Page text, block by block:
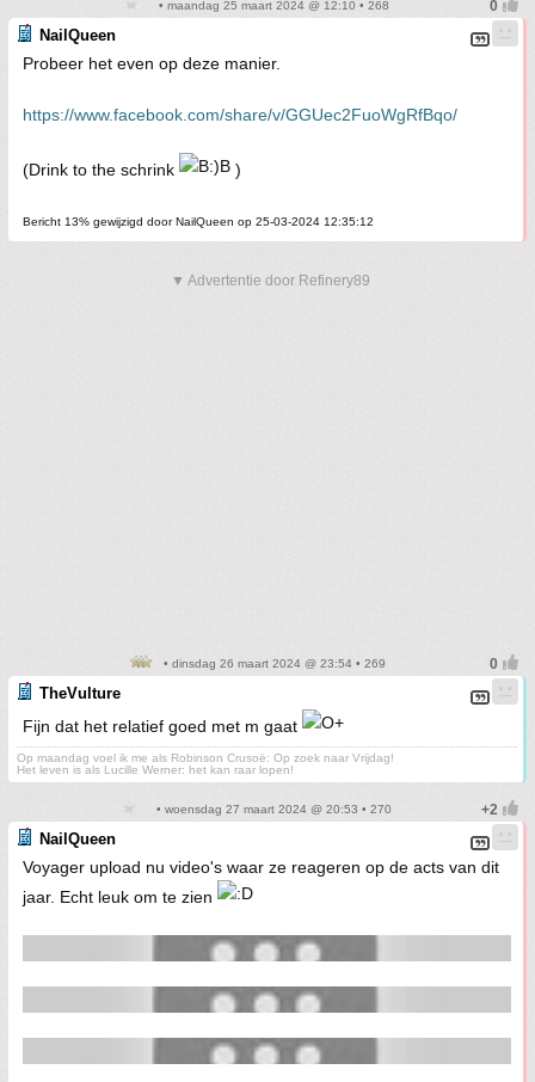
• maandag 25 maart 2024 @ 12:10 • 268
NailQueen
Probeer het even op deze manier.
https://www.facebook.com/share/v/GGUec2FuoWgRfBqo/
(Drink to the schrink )
Bericht 13% gewijzigd door NailQueen op 25-03-2024 12:35:12
▼ Advertentie door Refinery89
• dinsdag 26 maart 2024 @ 23:54 • 269
TheVulture
Fijn dat het relatief goed met m gaat
Op maandag voel ik me als Robinson Crusoë: Op zoek naar Vrijdag!
Het leven is als Lucille Werner: het kan raar lopen!
• woensdag 27 maart 2024 @ 20:53 • 270
NailQueen
Voyager upload nu video's waar ze reageren op de acts van dit
jaar. Echt leuk om te zien